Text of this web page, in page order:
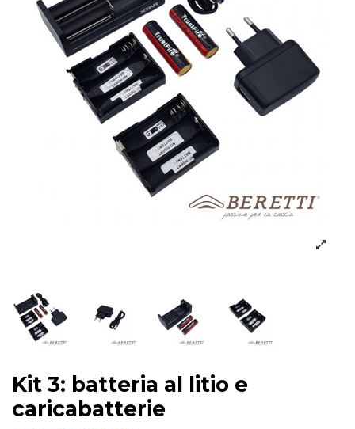
Kit 3: batteria al litio e
caricabatterie